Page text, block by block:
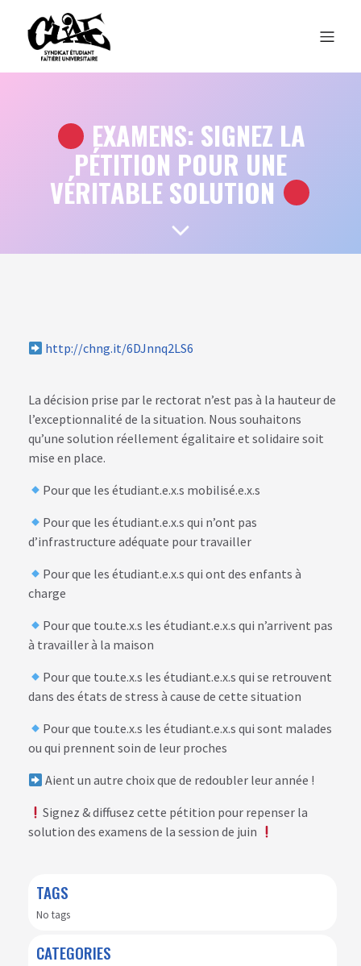
EXAMENS: SIGNEZ LA
PÉTITION POUR UNE
VÉRITABLE SOLUTION
http://chng.it/6DJnnq2LS6
La décision prise par le rectorat n’est pas à la hauteur de
l’exceptionnalité de la situation. Nous souhaitons
qu’une solution réellement égalitaire et solidaire soit
mise en place.
Pour que les étudiant.e.x.s mobilisé.e.x.s
Pour que les étudiant.e.x.s qui n’ont pas
d’infrastructure adéquate pour travailler
Pour que les étudiant.e.x.s qui ont des enfants à
charge
Pour que tou.te.x.s les étudiant.e.x.s qui n’arrivent pas
à travailler à la maison
Pour que tou.te.x.s les étudiant.e.x.s qui se retrouvent
dans des états de stress à cause de cette situation
Pour que tou.te.x.s les étudiant.e.x.s qui sont malades
ou qui prennent soin de leur proches
Aient un autre choix que de redoubler leur année !
Signez & diffusez cette pétition pour repenser la
solution des examens de la session de juin
TAGS
No tags
CATEGORIES